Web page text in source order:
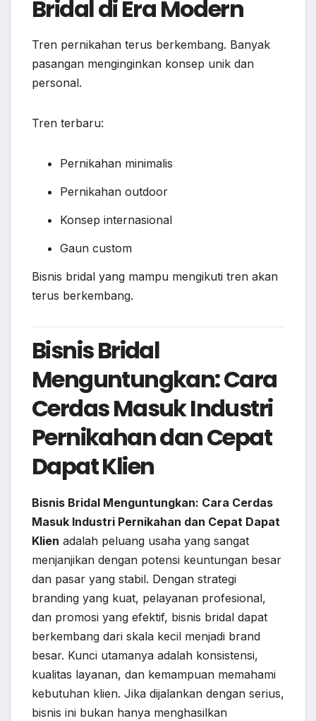
Bridal di Era Modern
Tren pernikahan terus berkembang. Banyak
pasangan menginginkan konsep unik dan
personal.
Tren terbaru:
Pernikahan minimalis
Pernikahan outdoor
Konsep internasional
Gaun custom
Bisnis bridal yang mampu mengikuti tren akan
terus berkembang.
Bisnis Bridal
Menguntungkan: Cara
Cerdas Masuk Industri
Pernikahan dan Cepat
Dapat Klien
Bisnis Bridal Menguntungkan: Cara Cerdas
Masuk Industri Pernikahan dan Cepat Dapat
Klien adalah peluang usaha yang sangat
menjanjikan dengan potensi keuntungan besar
dan pasar yang stabil. Dengan strategi
branding yang kuat, pelayanan profesional,
dan promosi yang efektif, bisnis bridal dapat
berkembang dari skala kecil menjadi brand
besar. Kunci utamanya adalah konsistensi,
kualitas layanan, dan kemampuan memahami
kebutuhan klien. Jika dijalankan dengan serius,
bisnis ini bukan hanya menghasilkan